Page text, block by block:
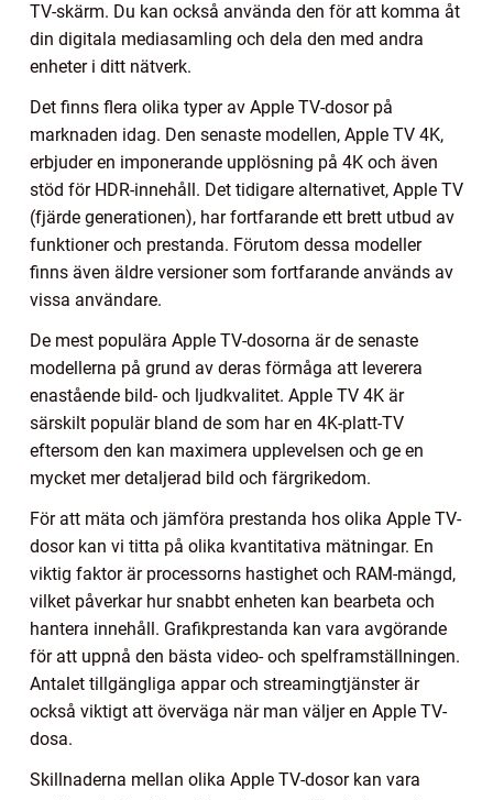
TV-skärm. Du kan också använda den för att komma åt
din digitala mediasamling och dela den med andra
enheter i ditt nätverk.
Det finns flera olika typer av Apple TV-dosor på
marknaden idag. Den senaste modellen, Apple TV 4K,
erbjuder en imponerande upplösning på 4K och även
stöd för HDR-innehåll. Det tidigare alternativet, Apple TV
(fjärde generationen), har fortfarande ett brett utbud av
funktioner och prestanda. Förutom dessa modeller
finns även äldre versioner som fortfarande används av
vissa användare.
De mest populära Apple TV-dosorna är de senaste
modellerna på grund av deras förmåga att leverera
enastående bild- och ljudkvalitet. Apple TV 4K är
särskilt populär bland de som har en 4K-platt-TV
eftersom den kan maximera upplevelsen och ge en
mycket mer detaljerad bild och färgrikedom.
För att mäta och jämföra prestanda hos olika Apple TV-
dosor kan vi titta på olika kvantitativa mätningar. En
viktig faktor är processorns hastighet och RAM-mängd,
vilket påverkar hur snabbt enheten kan bearbeta och
hantera innehåll. Grafikprestanda kan vara avgörande
för att uppnå den bästa video- och spelframställningen.
Antalet tillgängliga appar och streamingtjänster är
också viktigt att överväga när man väljer en Apple TV-
dosa.
Skillnaderna mellan olika Apple TV-dosor kan vara